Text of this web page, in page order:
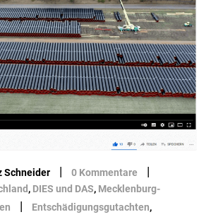
Schneider | 0 Kommentare |
, DIES und DAS, Mecklenburg-
| Entschädigungsgutachten,